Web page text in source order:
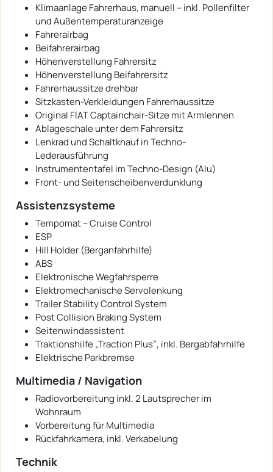
Klimaanlage Fahrerhaus, manuell – inkl. Pollenfilter
und Außentemperaturanzeige
Fahrerairbag
Beifahrerairbag
Höhenverstellung Fahrersitz
Höhenverstellung Beifahrersitz
Fahrerhaussitze drehbar
Sitzkasten-Verkleidungen Fahrerhaussitze
Original FIAT Captainchair-Sitze mit Armlehnen
Ablageschale unter dem Fahrersitz
Lenkrad und Schaltknauf in Techno-
Lederausführung
Instrumententafel im Techno-Design (Alu)
Front- und Seitenscheibenverdunklung
Assistenzsysteme
Tempomat – Cruise Control
ESP
Hill Holder (Berganfahrhilfe)
ABS
Elektronische Wegfahrsperre
Elektromechanische Servolenkung
Trailer Stability Control System
Post Collision Braking System
Seitenwindassistent
Traktionshilfe „Traction Plus“, inkl. Bergabfahrhilfe
Elektrische Parkbremse
Multimedia / Navigation
Radiovorbereitung inkl. 2 Lautsprecher im
Wohnraum
Vorbereitung für Multimedia
Rückfahrkamera, inkl. Verkabelung
Technik